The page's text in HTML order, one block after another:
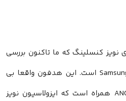
کنسلینگ که ما تاکنون بررسی
کرده ایم، Samsung Galaxy Buds Pro است. این هدفون واقعا بی
سیم داخل گوشی با ویژگی ANC همراه است که ایزولاسیون نویز